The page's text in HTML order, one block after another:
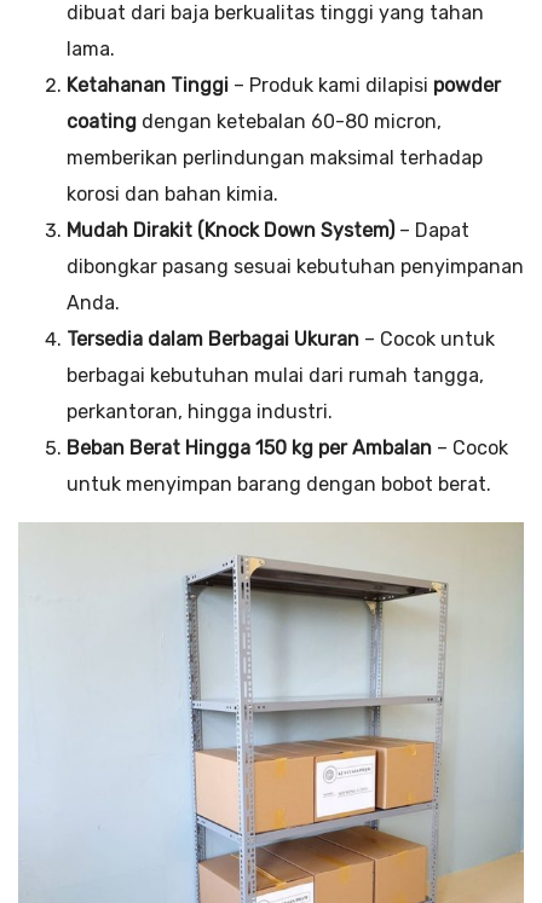
dibuat dari baja berkualitas tinggi yang tahan
lama.
Ketahanan Tinggi – Produk kami dilapisi powder
coating dengan ketebalan 60-80 micron,
memberikan perlindungan maksimal terhadap
korosi dan bahan kimia.
Mudah Dirakit (Knock Down System)– Dapat
dibongkar pasang sesuai kebutuhan penyimpanan
Anda.
Tersedia dalam Berbagai Ukuran – Cocok untuk
berbagai kebutuhan mulai dari rumah tangga,
perkantoran, hingga industri.
Beban Berat Hingga 150 kg per Ambalan – Cocok
untuk menyimpan barang dengan bobot berat.